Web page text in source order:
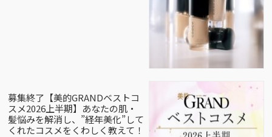
募集終了【美的GRANDベストコ
スメ2026上半期】あなたの肌・
髪悩みを解消し、”経年美化”して
くれたコスメをくわしく教えて！